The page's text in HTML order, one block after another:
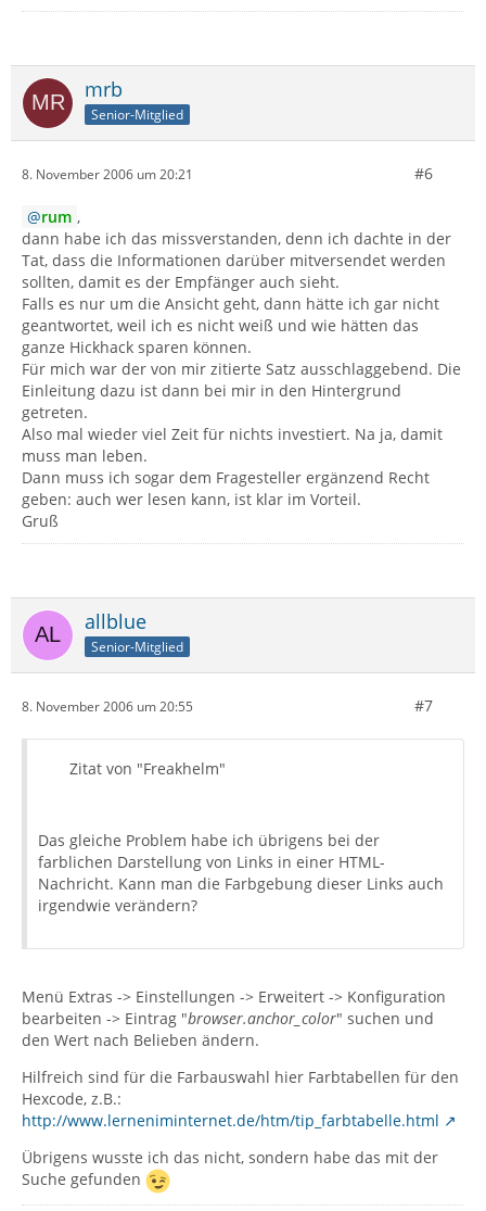
mrb
Senior-Mitglied
8. November 2006 um 20:21 #6
rum ,
dann habe ich das missverstanden, denn ich dachte in der
Tat, dass die Informationen darüber mitversendet werden
sollten, damit es der Empfänger auch sieht.
Falls es nur um die Ansicht geht, dann hätte ich gar nicht
geantwortet, weil ich es nicht weiß und wie hätten das
ganze Hickhack sparen können.
Für mich war der von mir zitierte Satz ausschlaggebend. Die
Einleitung dazu ist dann bei mir in den Hintergrund
getreten.
Also mal wieder viel Zeit für nichts investiert. Na ja, damit
muss man leben.
Dann muss ich sogar dem Fragesteller ergänzend Recht
geben: auch wer lesen kann, ist klar im Vorteil.
Gruß
allblue
Senior-Mitglied
8. November 2006 um 20:55 #7
Zitat von "Freakhelm"
Das gleiche Problem habe ich übrigens bei der
farblichen Darstellung von Links in einer HTML-
Nachricht. Kann man die Farbgebung dieser Links auch
irgendwie verändern?
Menü Extras -> Einstellungen -> Erweitert -> Konfiguration
bearbeiten -> Eintrag "browser.anchor_color" suchen und
den Wert nach Belieben ändern.
Hilfreich sind für die Farbauswahl hier Farbtabellen für den
Hexcode, z.B.:
http://www.lerneniminternet.de/htm/tip_farbtabelle.html
Übrigens wusste ich das nicht, sondern habe das mit der
Suche gefunden